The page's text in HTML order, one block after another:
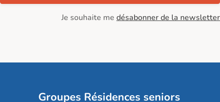
Je souhaite me désabonner de la newsletter
Groupes Résidences seniors